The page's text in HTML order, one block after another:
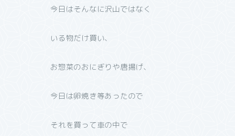
今日はそんなに沢山ではなく
いる物だけ買い、
お惣菜のおにぎりや唐揚げ、
今日は卵焼き等あったので
それを買って車の中で